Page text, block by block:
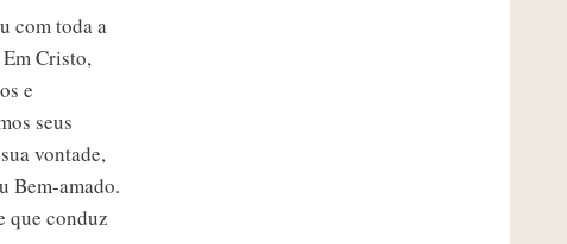
com toda a
Cristo,
e
seus
vontade,
Bem-amado.
que conduz